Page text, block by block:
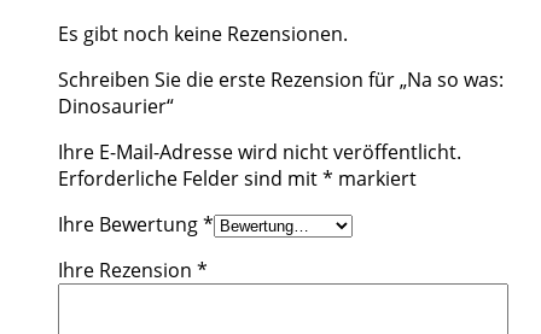
Es gibt noch keine Rezensionen.
Schreiben Sie die erste Rezension für „Na so was:
Dinosaurier“
Ihre E-Mail-Adresse wird nicht veröffentlicht.
Erforderliche Felder sind mit* markiert
Ihre Bewertung*
Ihre Rezension *